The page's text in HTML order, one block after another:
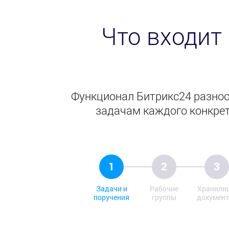
Что
Функционал Битрикс24
задачам каждого
1
Задачи и
поручения
2
Рабочие
группы
3